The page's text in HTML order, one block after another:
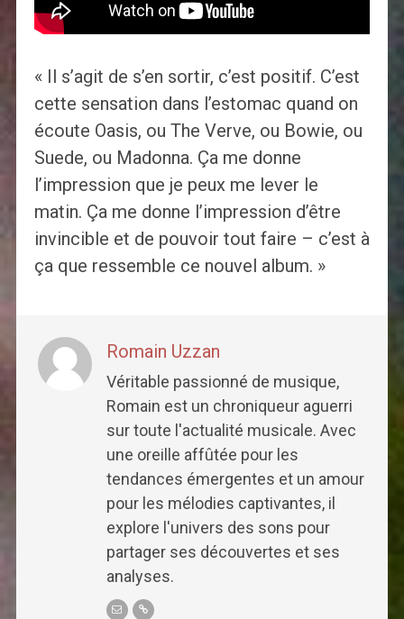
« Il s’agit de s’en sortir, c’est positif. C’est
cette sensation dans l’estomac quand on
écoute Oasis, ou The Verve, ou Bowie, ou
Suede, ou Madonna. Ça me donne
l’impression que je peux me lever le
matin. Ça me donne l’impression d’être
invincible et de pouvoir tout faire – c’est à
ça que ressemble ce nouvel album. »
Romain Uzzan
Véritable passionné de musique,
Romain est un chroniqueur aguerri
sur toute l'actualité musicale. Avec
une oreille affûtée pour les
tendances émergentes et un amour
pour les mélodies captivantes, il
explore l'univers des sons pour
partager ses découvertes et ses
analyses.